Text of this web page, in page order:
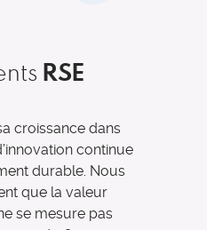
RSE
croissance dans
continue
durable. Nous
que la valeur
se mesure pas